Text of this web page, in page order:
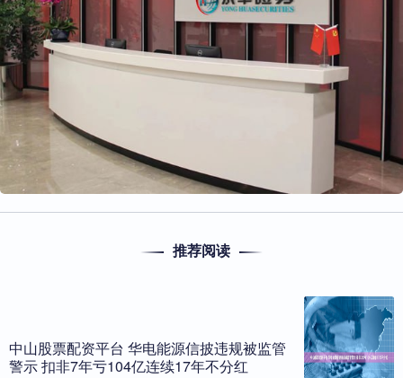
推荐阅读
中山股票配资平台 华电能源信披违规被监管
警示 扣非7年亏104亿连续17年不分红